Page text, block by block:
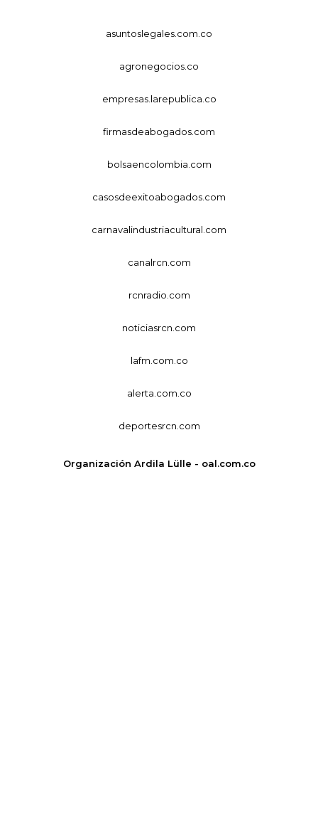
asuntoslegales.com.co
agronegocios.co
empresas.larepublica.co
firmasdeabogados.com
bolsaencolombia.com
casosdeexitoabogados.com
carnavalindustriacultural.com
canalrcn.com
rcnradio.com
noticiasrcn.com
lafm.com.co
alerta.com.co
deportesrcn.com
Organización Ardila Lülle - oal.com.co